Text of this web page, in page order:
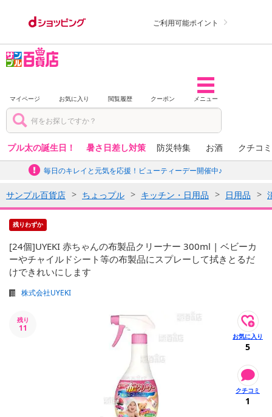
ご利用可能ポイント
マイページ お気に入り 閲覧履歴 クーポン メニュー
プル太の誕生日！ 暑さ日差し対策 防災特集 お酒 クチコ
毎日のキレイと元気を応援！ビューティーデー開催中♪
サンプル百貨店 ちょっプル キッチン・日用品 日用品
残りわずか
[24個]UYEKI 赤ちゃんの布製品クリーナー 300ml | ベビーカ
ーやチャイルドシート等の布製品にスプレーして拭きとるだ
けできれいにします
株式会社UYEKI
残り
11
5
1